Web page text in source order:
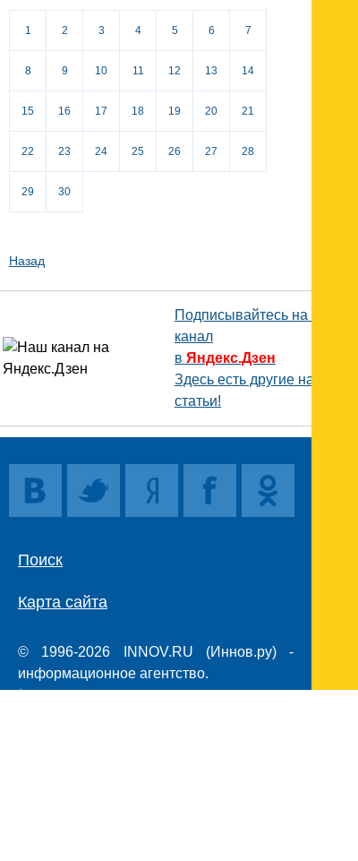
1 2 3 4 5 6 7
8 9 10 11 12 13 14
15 16 17 18 19 20 21
22 23 24 25 26 27 28
29 30
Назад
Подписывайтесь на наш
канал
в Яндекс.Дзен
Здесь есть другие наши
статьи!
Поиск
Карта сайта
© 1996-2026 INNOV.RU (Иннов.ру) -
информационное агентство.
* -правила пользования